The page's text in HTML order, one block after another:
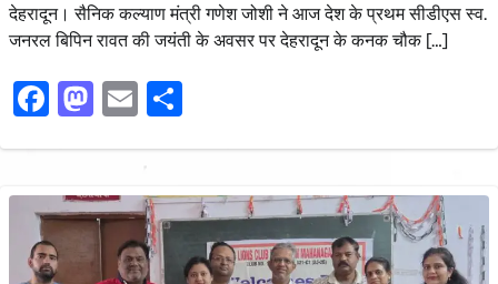
देहरादून। सैनिक कल्याण मंत्री गणेश जोशी ने आज देश के प्रथम सीडीएस स्व.
जनरल बिपिन रावत की जयंती के अवसर पर देहरादून के कनक चौक […]
Facebook
Mastodon
Email